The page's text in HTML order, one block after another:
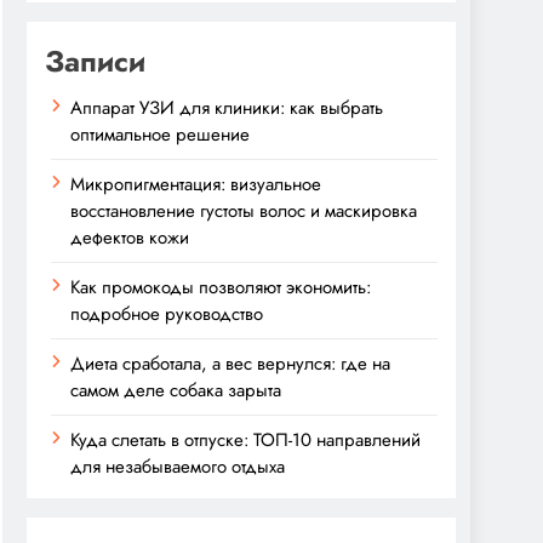
Записи
Аппарат УЗИ для клиники: как выбрать
оптимальное решение
Микропигментация: визуальное
восстановление густоты волос и маскировка
дефектов кожи
Как промокоды позволяют экономить:
подробное руководство
Диета сработала, а вес вернулся: где на
самом деле собака зарыта
Куда слетать в отпуске: ТОП-10 направлений
для незабываемого отдыха